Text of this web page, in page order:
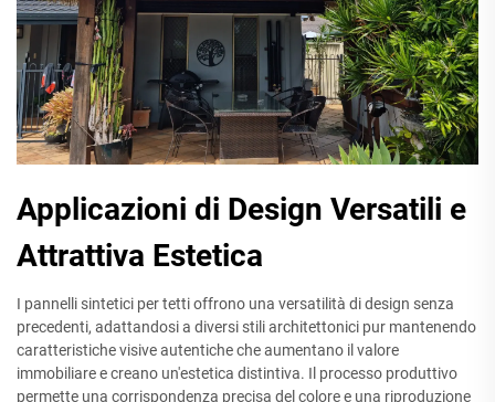
Applicazioni di Design Versatili e
Attrattiva Estetica
I pannelli sintetici per tetti offrono una versatilità di design senza
precedenti, adattandosi a diversi stili architettonici pur mantenendo
caratteristiche visive autentiche che aumentano il valore
immobiliare e creano un'estetica distintiva. Il processo produttivo
permette una corrispondenza precisa del colore e una riproduzione